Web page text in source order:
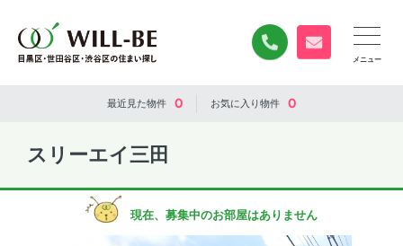
0120-840-834
無料お問い合
最近見た物件 0 お気に入り物件 0
スリーエイ三田
現在、募集中のお部屋はありません